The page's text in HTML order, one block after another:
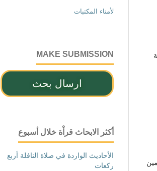
لأمناء المكتبات
MAKE SUBMISSION
ارسال بحث
أكثر الابحاث قراْة خلال أسبوع
الأحاديث الواردة في صلاة النافلة أربع
ركعات